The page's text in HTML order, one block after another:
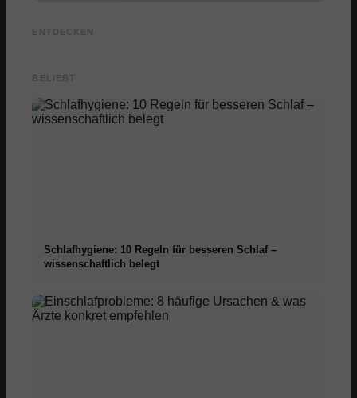
ENTDECKEN
Weg in die Karriere
BELIEBT
Schlafhygiene: 10 Regeln für besseren Schlaf –
wissenschaftlich belegt